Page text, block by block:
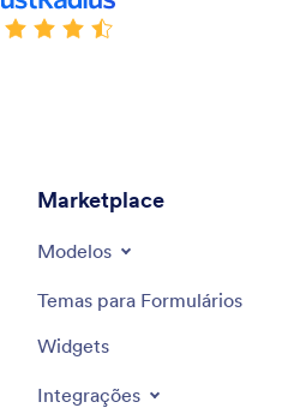
Marketplace
Modelos
Temas para Formulários
Widgets
Integrações